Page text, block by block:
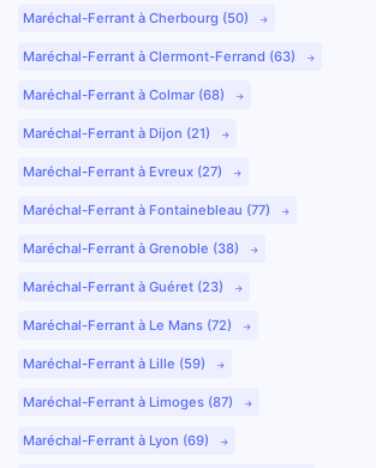
Maréchal-Ferrant à Cherbourg (50)
Maréchal-Ferrant à Clermont-Ferrand (63)
Maréchal-Ferrant à Colmar (68)
Maréchal-Ferrant à Dijon (21)
Maréchal-Ferrant à Evreux (27)
Maréchal-Ferrant à Fontainebleau (77)
Maréchal-Ferrant à Grenoble (38)
Maréchal-Ferrant à Guéret (23)
Maréchal-Ferrant à Le Mans (72)
Maréchal-Ferrant à Lille (59)
Maréchal-Ferrant à Limoges (87)
Maréchal-Ferrant à Lyon (69)